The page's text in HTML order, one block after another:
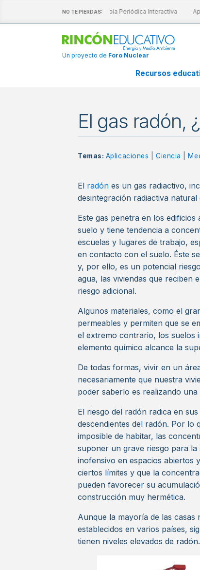
NO TE PIERDAS:
láminas interactivas Tabla Periódica Interactiva
Un proyecto de Foro Nuclear
Recursos
El gas radón,
Temas: Aplicaciones Ciencia
El radón es un gas radiactivo,
desintegración radiactiva
Este gas penetra en los
suelo y tiene tendencia a
escuelas y lugares de trabajo,
en contacto con el suelo. Éste
y, por ello, es un potencial
agua, las viviendas que reciben
riesgo adicional.
Algunos materiales, como el
permeables y permiten que se
el extremo contrario, los suelos
elemento químico alcance la
De todas formas, vivir en un
necesariamente que nuestra
poder saberlo es realizando una
El riesgo del radón radica en
descendientes del radón. Por lo
imposible de habitar, las
suponer un grave riesgo para la
inofensivo en espacios abiertos
ciertos límites y que la
pueden favorecer su
construcción muy hermética.
Aunque la mayoría de las casas
establecidos en varios países,
tienen niveles elevados de radón.